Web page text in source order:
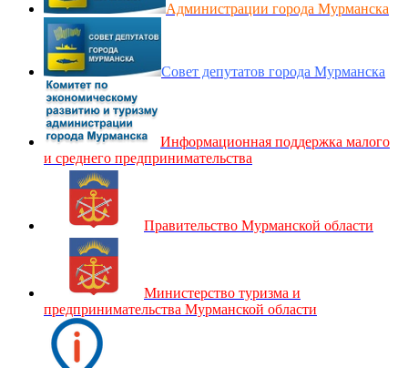
Администрации города Мурманска
Совет депутатов города Мурманска
Информационная поддержка малого
и среднего предпринимательства
Правительство Мурманской области
Министерство туризма и
предпринимательства Мурманской области